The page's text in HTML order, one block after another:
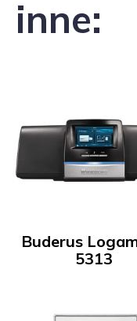
inne:
Buderus
5313